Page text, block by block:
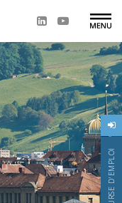
BOURSE D'EMPLOI